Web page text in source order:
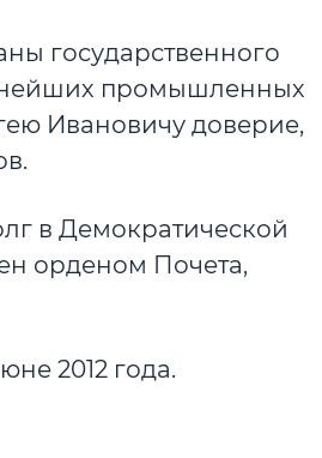
государственного
промышленных
Ивановичу доверие,
в Демократической
орденом Почета,
2012 года.